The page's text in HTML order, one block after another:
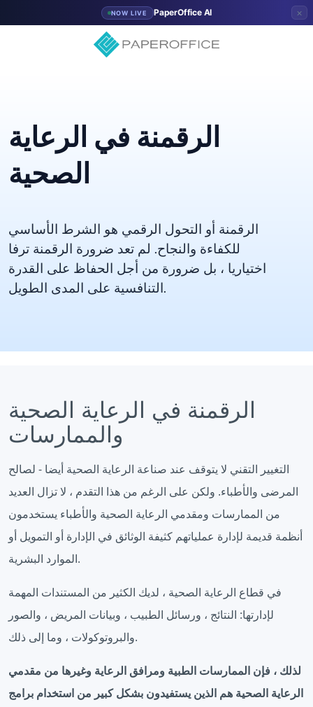
NOW LIVE PaperOffice AI ×
الرقمنة في الرعاية
الصحية
الرقمنة أو التحول الرقمي هو الشرط الأساسي
للكفاءة والنجاح. لم تعد ضرورة الرقمنة ترفا
اختياريا ، بل ضرورة من أجل الحفاظ على القدرة
التنافسية على المدى الطويل.
الرقمنة في الرعاية الصحية
والممارسات
التغيير التقني لا يتوقف عند صناعة الرعاية الصحية أيضا - لصالح
المرضى والأطباء. ولكن على الرغم من هذا التقدم ، لا تزال العديد
من الممارسات ومقدمي الرعاية الصحية والأطباء يستخدمون
أنظمة قديمة لإدارة عملياتهم كثيفة الوثائق في الإدارة أو التمويل أو
الموارد البشرية.
في قطاع الرعاية الصحية ، لديك الكثير من المستندات المهمة
لإدارتها: النتائج ، ورسائل الطبيب ، وبيانات المريض ، والصور
والبروتوكولات ، وما إلى ذلك.
لذلك ، فإن الممارسات الطبية ومرافق الرعاية وغيرها من مقدمي
الرعاية الصحية هم الذين يستفيدون بشكل كبير من استخدام برامج